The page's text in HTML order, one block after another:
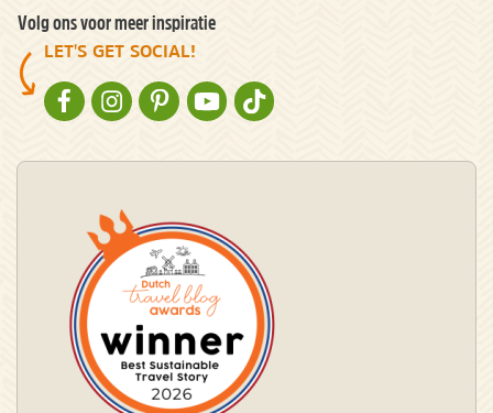
Volg ons voor meer inspiratie
LET'S GET SOCIAL!
NATURESCANNER OP FACEBOOK
NATURESCANNER OP INSTAGRAM
NATURESCANNER OP PINTEREST
NATURESCANNER OP YOUTUBE
NATURESCANNER OP TIKTOK